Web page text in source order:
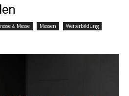
& Messe Messen Weiterbildung